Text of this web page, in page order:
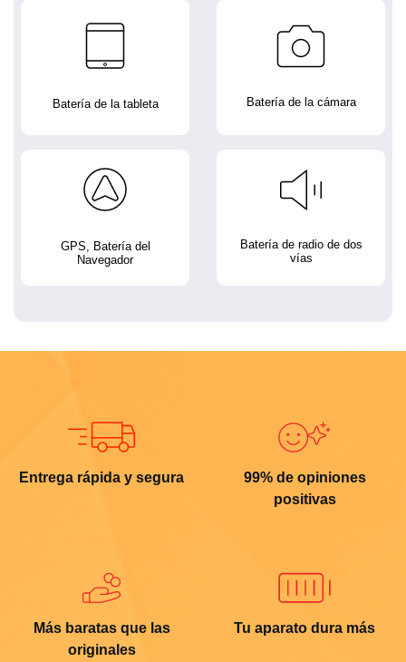
Batería de la tableta Batería de la cámara
GPS, Batería del
Navegador
Batería de radio de dos
vías
Entrega rápida y segura
99% de opiniones
positivas
Más baratas que las
originales
Tu aparato dura más